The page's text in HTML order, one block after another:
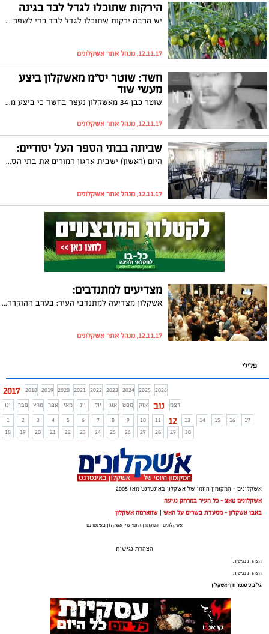
הירקות שתוכלו לגדל לבד בגינה
יש הרבה ירקות שתוכלו לגדל לבד כדי לשפר את איכות החיים ולחסוך בהוצאות. איך עושים את זה, עם מה מתחילים ואיך מכינים את הקרקע? קבלו את המדריך המלא
12.11.17, מנהל אתר אשקלונים
חשד: שוטר יס"מ מאשקלון ביצע
מעשי שוד
שוטר כבן 34 מאשקלון נעצר בחשד כי ביצע מעשה שוד במסווה של חיפוש משטרתי. לאחר שהופצה תמונתו על ידי המשטרה, הוא זוהה ונעצר בחשד לביצוע שוד והפרת אמונים. סנגורו: "השוטר הופתע ממעצרו, הוא מכחיש את החשדות"
12.11.17, מנהל אתר אשקלונים
שביתה בבתי הספר העל יסודיים:
היום (ראשון) ישבית ארגון המורים את בתי הספר העל-יסודיים ליום אחד במחאה על שכר המורים המלמדים בחינוך העל יסודי. איזה בתי ספר יושבתו ומה צריך לדעת על השביתה
12.11.17, מנהל אתר אשקלונים
מצדיעים למתנדבים:
אשקלון מצדיעה למתנדבי העיר: בערב ההוקרה המרגש בהיכל התרבות באשקלון הופיעה הזמרת ירדנה ארזי
12.11.17, מנהל אתר אשקלונים
פלילי
2017 2018 2019 2020 2021 2022 2023 2024 2025 2026
ינו
פבר מרץ אפר מאי יונ יול אוג ספט אוק נוב
דצמ
1
2 3 4 5 6 7 8 9 10 11 12 13 14 15 16
17
18
19 20 21 22 23 24 25 26 27 28 29 30
אשקלונים - המקומון היומי של אשקלון באינטרנט מאז 2005
אשקלונים טאצ - כל העיר במרחק נגיעה
באבו אשקלון - מסעדת בשרים על האש | שווארמה אשקלון
אשקלונים - המקומון היומי של אשקלון באינטרנט
הצהרת נגישות
הצהרת נגישות
הצהרת נגישות
גלובוס סנטר חוף אשקלון